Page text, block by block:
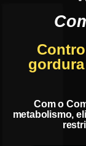
Com o
metabolismo,